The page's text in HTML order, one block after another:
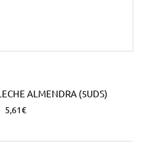
ALMENDRA (5UDS)
5,61€